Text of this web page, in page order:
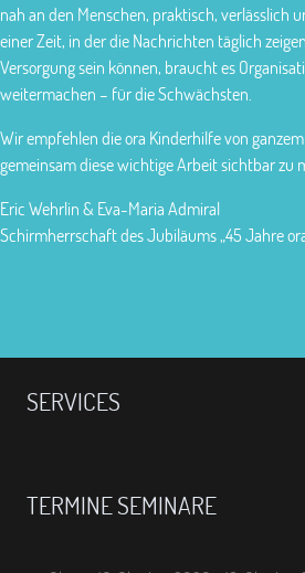
nah an den Menschen, praktisch, verlässlich
einer Zeit, in der die Nachrichten täglich
Versorgung sein können, braucht es
weitermachen – für die Schwächsten.
Wir empfehlen die ora Kinderhilfe von
gemeinsam diese wichtige Arbeit sichtbar zu
Eric Wehrlin & Eva-Maria Admiral
Schirmherrschaft des Jubiläums „45 Jahre
SERVICES
TERMINE SEMINARE